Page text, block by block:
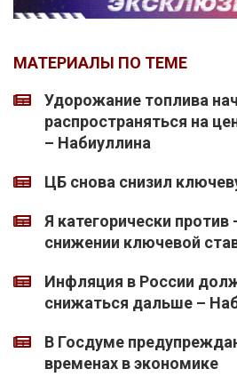
МАТЕРИАЛЫ ПО ТЕМЕ
Удорожание топлива
распространяться на
– Набиуллина
ЦБ снова снизил
Я категорически
снижении ключевой
Инфляция в России
снижаться дальше –
В Госдуме
временах в экономике